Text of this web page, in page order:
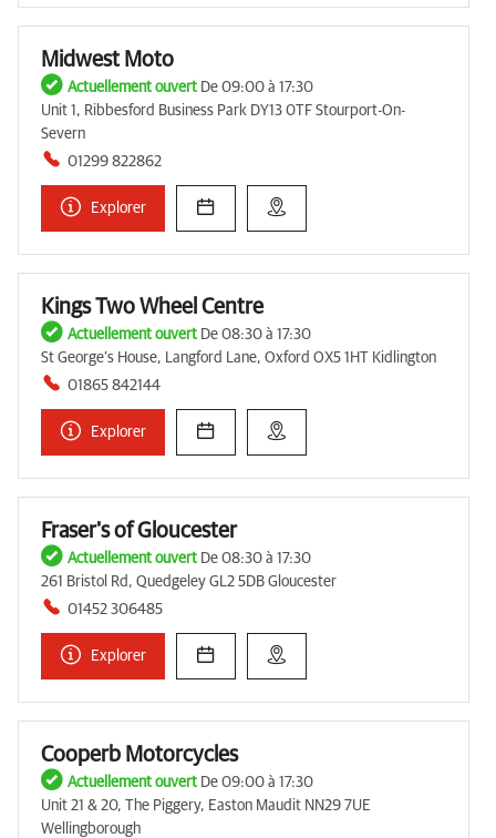
Midwest Moto
Actuellement ouvert De 09:00 à 17:30
Unit 1, Ribbesford Business Park DY13 0TF Stourport-On-
Severn
01299 822862
Explorer
Kings Two Wheel Centre
Actuellement ouvert De 08:30 à 17:30
St George’s House, Langford Lane, Oxford OX5 1HT Kidlington
01865 842144
Explorer
Fraser's of Gloucester
Actuellement ouvert De 08:30 à 17:30
261 Bristol Rd, Quedgeley GL2 5DB Gloucester
01452 306485
Explorer
Cooperb Motorcycles
Actuellement ouvert De 09:00 à 17:30
Unit 21 & 20, The Piggery, Easton Maudit NN29 7UE
Wellingborough